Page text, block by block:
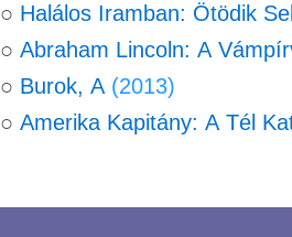
○ Halálos Iramban: Ötödik
○ Abraham Lincoln: A
○ Burok, A (2013)
○ Amerika Kapitány: A Tél